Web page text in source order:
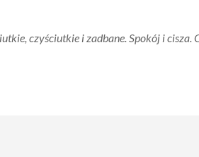
czyściutkie i zadbane. Spokój i